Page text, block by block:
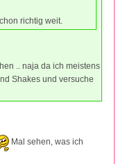
richtig weit.
.. naja da ich meistens
Shakes und versuche
Mal sehen, was ich